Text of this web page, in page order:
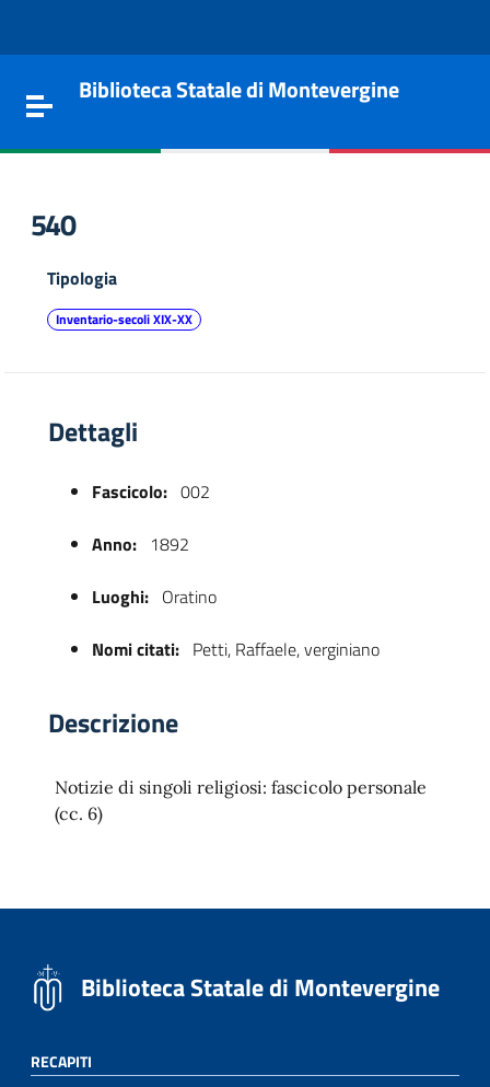
Toggle navigation
Biblioteca Statale di Montevergine
540
Tipologia
Inventario-secoli XIX-XX
Dettagli
Fascicolo: 002
Anno: 1892
Luoghi: Oratino
Nomi citati: Petti, Raffaele, verginiano
Descrizione
Notizie di singoli religiosi: fascicolo personale
(cc. 6)
Biblioteca Statale di Montevergine
RECAPITI